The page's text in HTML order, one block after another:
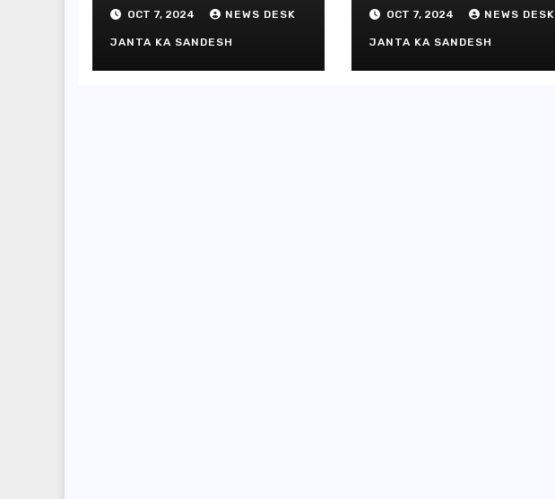
OCT 7, 2024 NEWS DESK
JANTA KA SANDESH
OCT 7, 2024 NEWS DESK
JANTA KA SANDESH